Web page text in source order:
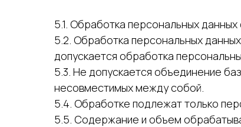
5.1. Обработка персональных
5.2. Обработка персональных
допускается обработка
5.3. Не допускается объединение
несовместимых между собой.
5.4. Обработке подлежат только
5.5. Содержание и объем